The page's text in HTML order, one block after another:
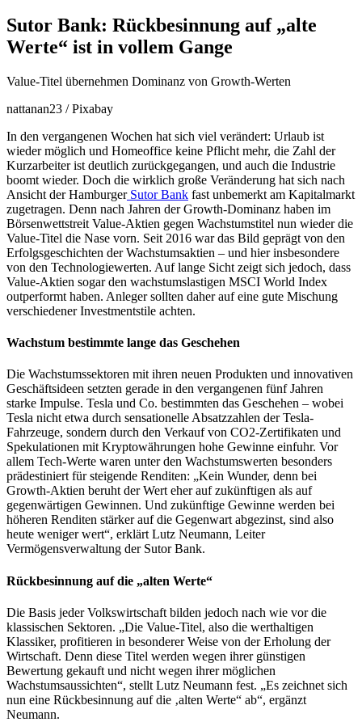
Sutor Bank: Rückbesinnung auf „alte
Werte“ ist in vollem Gange
Value-Titel übernehmen Dominanz von Growth-Werten
nattanan23 / Pixabay
In den vergangenen Wochen hat sich viel verändert: Urlaub ist
wieder möglich und Homeoffice keine Pflicht mehr, die Zahl der
Kurzarbeiter ist deutlich zurückgegangen, und auch die Industrie
boomt wieder. Doch die wirklich große Veränderung hat sich nach
Ansicht der HamburgerSutor Bank fast unbemerkt am Kapitalmarkt
zugetragen. Denn nach Jahren der Growth-Dominanz haben im
Börsenwettstreit Value-Aktien gegen Wachstumstitel nun wieder die
Value-Titel die Nase vorn. Seit 2016 war das Bild geprägt von den
Erfolgsgeschichten der Wachstumsaktien – und hier insbesondere
von den Technologiewerten. Auf lange Sicht zeigt sich jedoch, dass
Value-Aktien sogar den wachstumslastigen MSCI World Index
outperformt haben. Anleger sollten daher auf eine gute Mischung
verschiedener Investmentstile achten.
Wachstum bestimmte lange das Geschehen
Die Wachstumssektoren mit ihren neuen Produkten und innovativen
Geschäftsideen setzten gerade in den vergangenen fünf Jahren
starke Impulse. Tesla und Co. bestimmten das Geschehen – wobei
Tesla nicht etwa durch sensationelle Absatzzahlen der Tesla-
Fahrzeuge, sondern durch den Verkauf von CO2-Zertifikaten und
Spekulationen mit Kryptowährungen hohe Gewinne einfuhr. Vor
allem Tech-Werte waren unter den Wachstumswerten besonders
prädestiniert für steigende Renditen: „Kein Wunder, denn bei
Growth-Aktien beruht der Wert eher auf zukünftigen als auf
gegenwärtigen Gewinnen. Und zukünftige Gewinne werden bei
höheren Renditen stärker auf die Gegenwart abgezinst, sind also
heute weniger wert“, erklärt Lutz Neumann, Leiter
Vermögensverwaltung der Sutor Bank.
Rückbesinnung auf die „alten Werte“
Die Basis jeder Volkswirtschaft bilden jedoch nach wie vor die
klassischen Sektoren. „Die Value-Titel, also die werthaltigen
Klassiker, profitieren in besonderer Weise von der Erholung der
Wirtschaft. Denn diese Titel werden wegen ihrer günstigen
Bewertung gekauft und nicht wegen ihrer möglichen
Wachstumsaussichten“, stellt Lutz Neumann fest. „Es zeichnet sich
nun eine Rückbesinnung auf die ‚alten Werte“ ab“, ergänzt
Neumann.